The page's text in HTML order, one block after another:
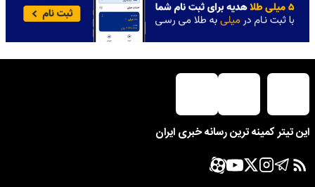
این تیتر کمینه ترین رسانه خبری ایران